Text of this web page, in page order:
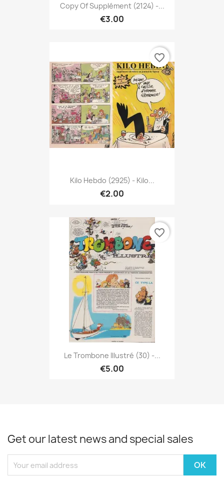
Copy Of Supplément (2124) -...
€3.00
Kilo Hebdo (2925) - Kilo...
€2.00
favorite_border
Le Trombone Illustré (30) -...
€5.00
favorite_border
Get our latest news and special sales